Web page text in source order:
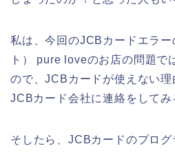
私は、今回のJCBカードエラ
ト） pure loveのお店の問題で
ので、JCBカードが使えない理
JCBカード会社に連絡をしてみ
そしたら、JCBカードのプロ